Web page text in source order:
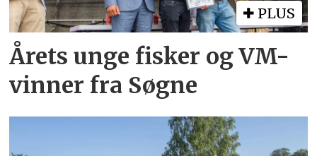
PLUS
Årets unge fisker og VM-
vinner fra Søgne